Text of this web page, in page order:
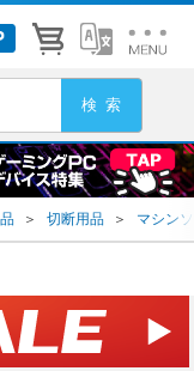
＞ 切断用品 ＞ マシン